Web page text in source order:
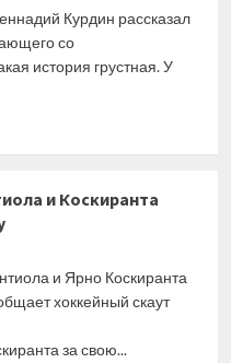
Курдин рассказал
со
история грустная. У
и Коскиранта
и Ярно Коскиранта
хоккейный скаут
за свою...